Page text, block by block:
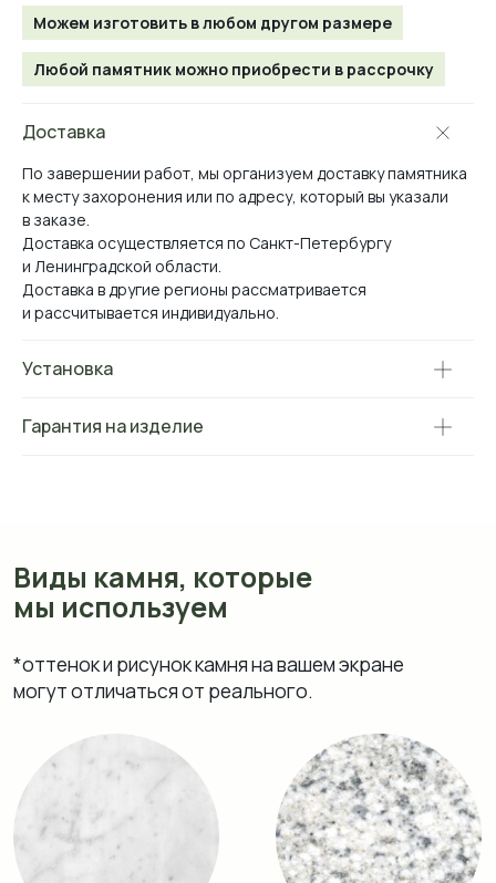
Можем изготовить в любом другом размере
Любой памятник можно приобрести в рассрочку
Доставка
По завершении работ, мы организуем доставку памятника
к месту захоронения или по адресу, который вы указали
в заказе.
Доставка осуществляется по Санкт-Петербургу
и Ленинградской области.
Доставка в другие регионы рассматривается
и рассчитывается индивидуально.
Установка
Гарантия на изделие
Виды камня, которые
мы используем
Возрождение
*оттенок и рисунок камня на вашем экране
могут отличаться от реального.